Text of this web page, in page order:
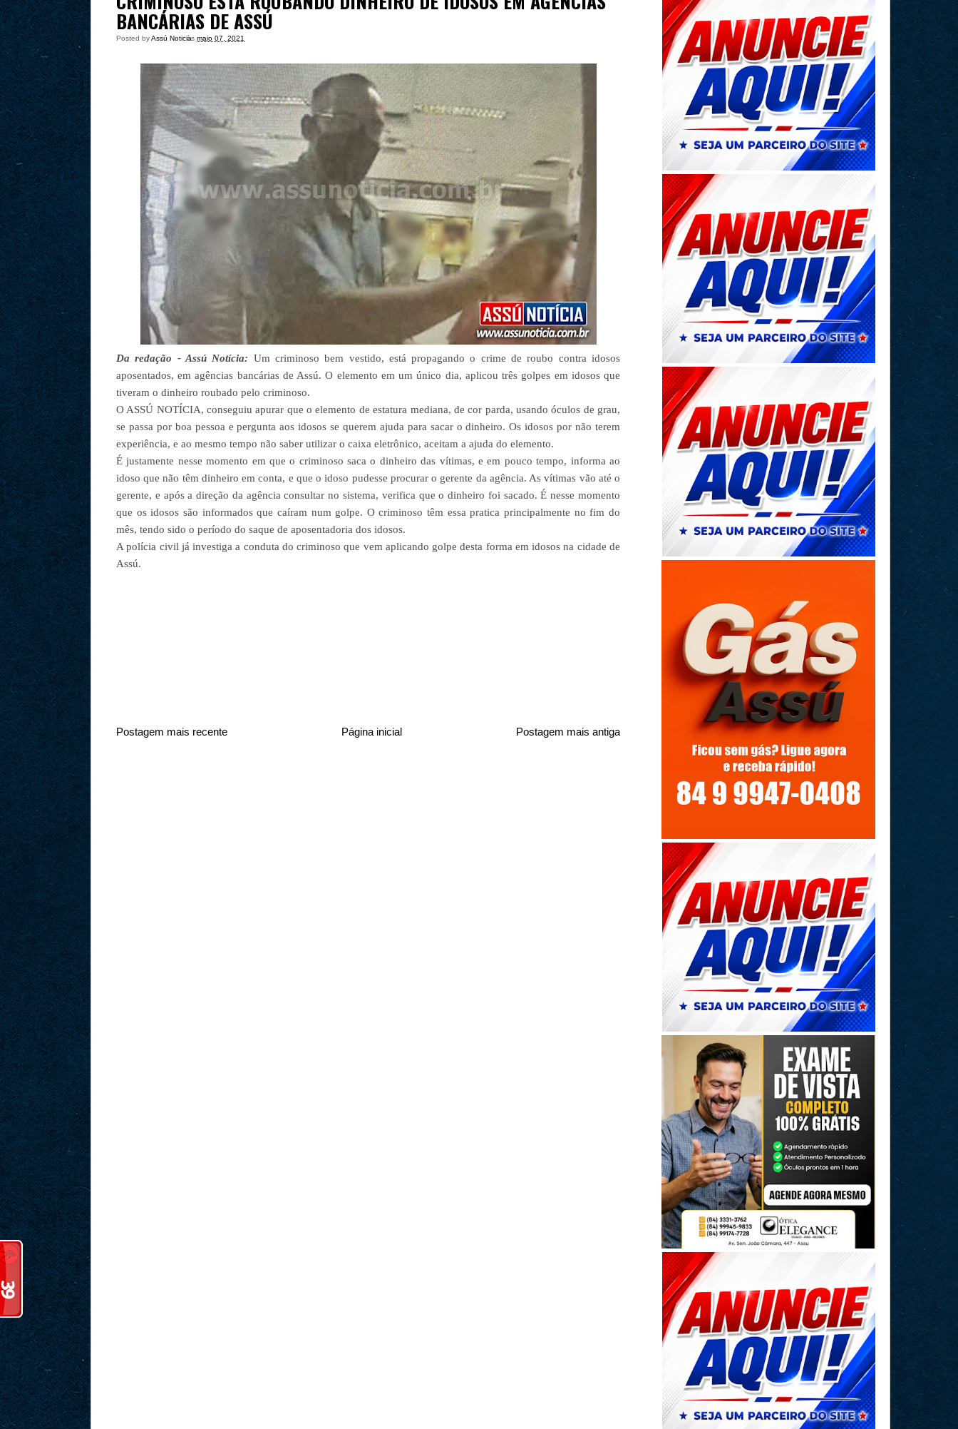
BANCÁRIAS DE ASSÚ
Posted byAssú Noticia
às maio 07, 2021
Da redação - Assú Notícia: Um criminoso bem vestido, está propagando o crime de roubo contra idosos
aposentados, em agências bancárias de Assú. O elemento em um único dia, aplicou três golpes em idosos que
tiveram o dinheiro roubado pelo criminoso.
O ASSÚ NOTÍCIA, conseguiu apurar que o elemento de estatura mediana, de cor parda, usando óculos de grau,
se passa por boa pessoa e pergunta aos idosos se querem ajuda para sacar o dinheiro. Os idosos por não terem
experiência, e ao mesmo tempo não saber utilizar o caixa eletrônico, aceitam a ajuda do elemento.
É justamente nesse momento em que o criminoso saca o dinheiro das vítimas, e em pouco tempo, informa ao
idoso que não têm dinheiro em conta, e que o idoso pudesse procurar o gerente da agência. As vítimas vão até o
gerente, e após a direção da agência consultar no sistema, verifica que o dinheiro foi sacado. É nesse momento
que os idosos são informados que caíram num golpe. O criminoso têm essa pratica principalmente no fim do
mês, tendo sido o período do saque de aposentadoria dos idosos.
A polícia civil já investiga a conduta do criminoso que vem aplicando golpe desta forma em idosos na cidade de
Assú.
Postagem mais recente Postagem mais antiga
Página inicial